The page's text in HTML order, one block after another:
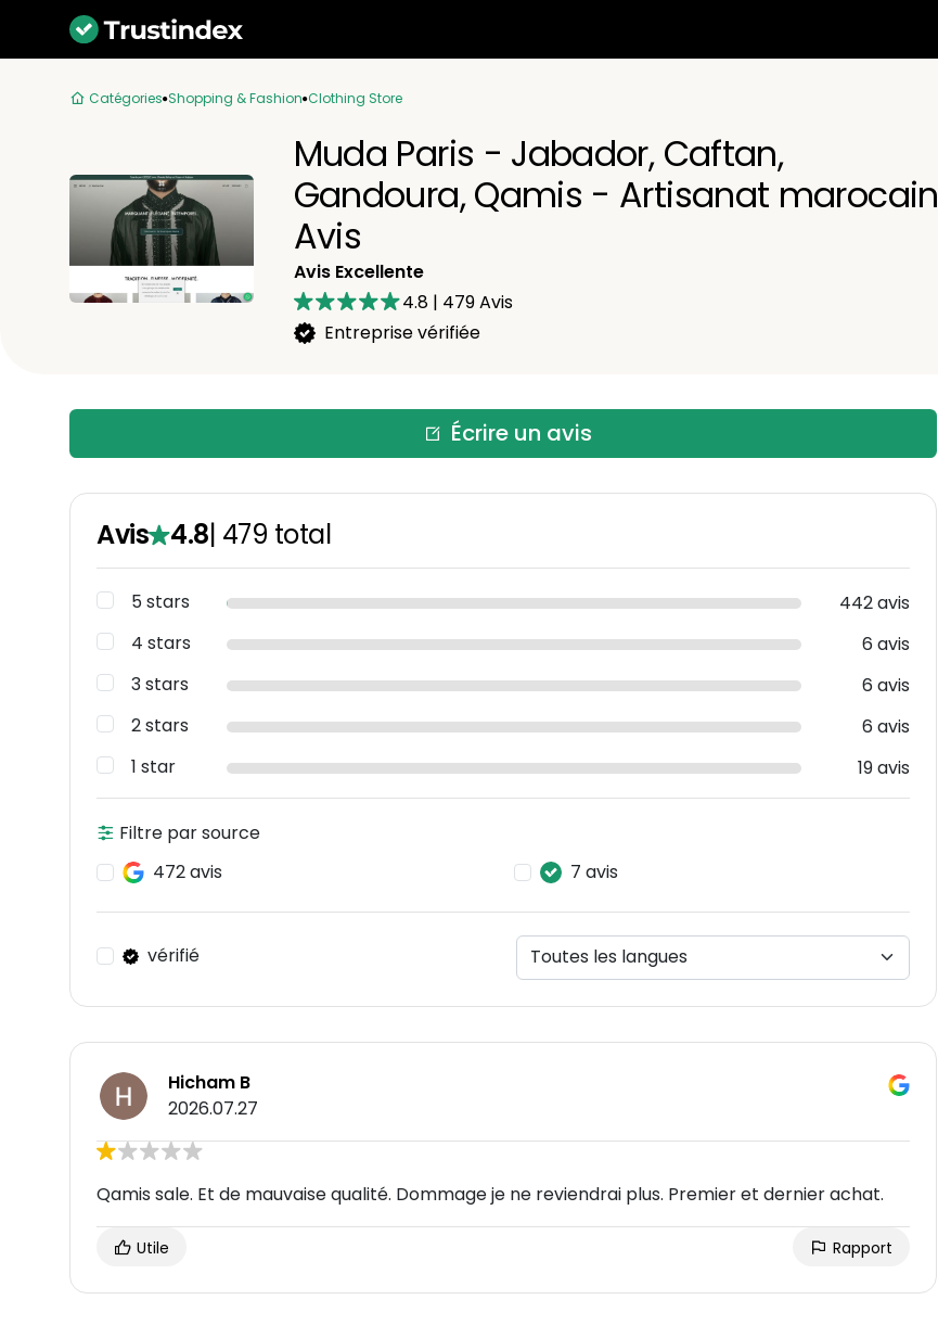
Catégories Shopping & Fashion Clothing Store
Muda Paris - Jabador, Caftan,
Gandoura, Qamis - Artisanat marocain
Avis
Avis Excellente
4.8 | 479Avis
Entreprise vérifiée
Écrire un avis
Avis 4.8| 479 total
5 stars
442 avis
4 stars
6 avis
3 stars
6 avis
2 stars
6 avis
1 star
19 avis
Filtre par source
472 avis
7 avis
vérifié
Hicham B
2026.07.27
Qamis sale. Et de mauvaise qualité. Dommage je ne reviendrai plus. Premier et dernier achat.
Utile Rapport